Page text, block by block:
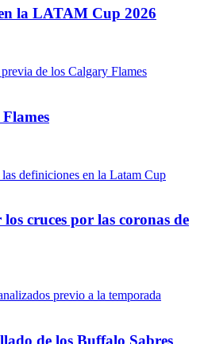
la LATAM Cup 2026
cruces por las coronas de
de los Buffalo Sabres